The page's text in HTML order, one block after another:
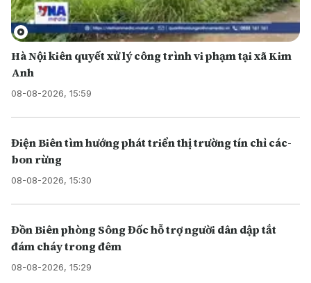
Hà Nội kiên quyết xử lý công trình vi phạm tại xã Kim
Anh
08-08-2026, 15:59
Điện Biên tìm hướng phát triển thị trường tín chỉ các-
bon rừng
08-08-2026, 15:30
Đồn Biên phòng Sông Đốc hỗ trợ người dân dập tắt
đám cháy trong đêm
08-08-2026, 15:29